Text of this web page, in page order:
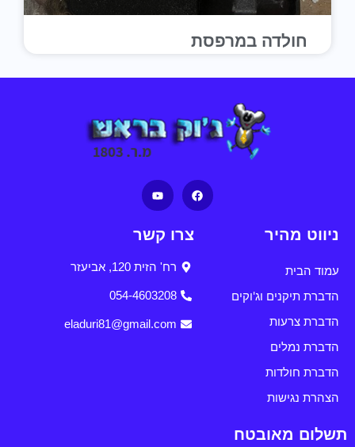
חולדה במרפסת
ניווט מהיר
עמוד הבית
הדברת תיקנים וג'וקים
הדברת צרעות
הדברת נמלים
הדברת חולדות
הצהרת נגישות
צרו קשר
רח' הזית 120, אביעזר
054-4603208
eladuri81@gmail.com
תשלום מאובטח